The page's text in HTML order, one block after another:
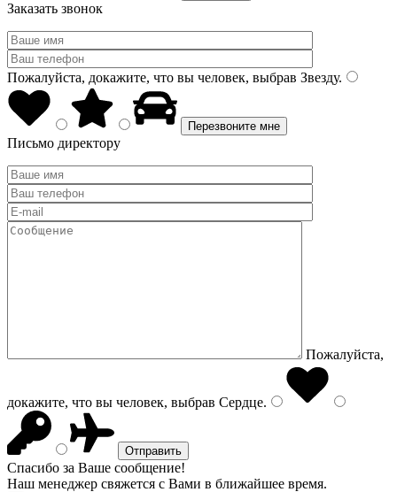
Заказать звонок
Пожалуйста, докажите, что вы человек, выбрав Звезду.
Письмо директору
Пожалуйста,
докажите, что вы человек, выбрав Сердце.
Спасибо за Ваше сообщение!
Наш менеджер свяжется с Вами в ближайшее время.